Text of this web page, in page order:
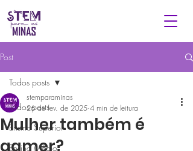
Post
Todos posts
Ensino Superior
Ensino Médio
Todos posts
Mulher também é
gamer?
stemparaminas
26 de fev. de 2025 4 min de leitura